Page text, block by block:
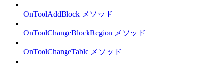
OnToolAddBlock メソッド
OnToolChangeBlockRegion メソッド
OnToolChangeTable メソッド